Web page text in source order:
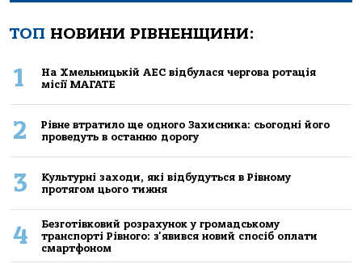
ТОП НОВИНИ РІВНЕНЩИНИ:
1
На Хмельницькій АЕС відбулася чергова ротація
місії МАГАТЕ
2
Рівне втратило ще одного Захисника: сьогодні його
проведуть в останню дорогу
3
Культурні заходи, які відбудуться в Рівному
протягом цього тижня
4
Безготівковий розрахунок у громадському
транспорті Рівного: з'явився новий спосіб оплати
смартфоном